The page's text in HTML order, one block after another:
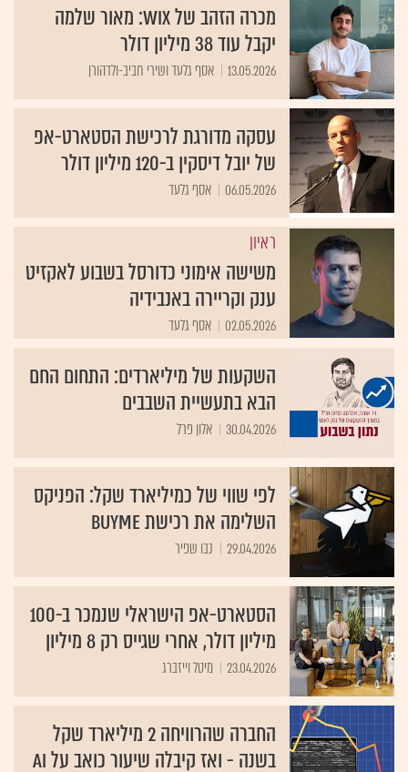
מכרה הזהב של WIX: מאור שלמה
יקבל עוד 38 מיליון דולר
13.05.2026 אסף גלעד ושירי חביב-ולדהורן
עסקה מדורגת לרכישת הסטארט-אפ
של יובל דיסקין ב-120 מיליון דולר
06.05.2026 אסף גלעד
ראיון
משישה אימוני כדורסל בשבוע לאקזיט
ענק וקריירה באנבידיה
02.05.2026 אסף גלעד
השקעות של מיליארדים: התחום החם
הבא בתעשיית השבבים
30.04.2026 אלון פרל
לפי שווי של כמיליארד שקל: הפניקס
השלימה את רכישת BUYME
29.04.2026 נבו שפיר
הסטארט-אפ הישראלי שנמכר ב-100
מיליון דולר, אחרי שגייס רק 8 מיליון
23.04.2026 מיטל וייזברג
החברה שהרוויחה 2 מיליארד שקל
בשנה - ואז קיבלה שיעור כואב על AI